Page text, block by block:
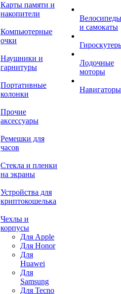
Карты памяти и
накопители
Компьютерные
очки
Наушники и
гарнитуры
Портативные
колонки
Прочие
аксессуары
Ремешки для
часов
Стекла и пленки
на экраны
Устройства для
криптокошелька
Чехлы и
корпусы
Для Apple
Для Honor
Для
Huawei
Для
Samsung
Для Tecno
Велосипеды
и самокаты
Лодочные
моторы
Навигаторы